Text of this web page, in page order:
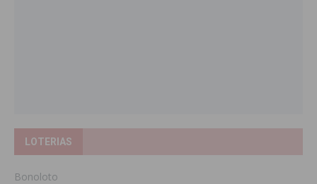
LOTERIAS
Bonoloto